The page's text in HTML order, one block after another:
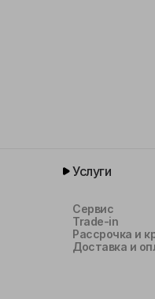
Услуги
Сервис
Trade-in
Рассрочка и
Доставка и